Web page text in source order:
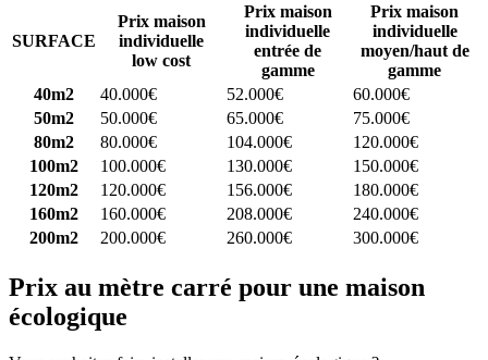
SURFACE
Prix maison
individuelle
low cost
Prix maison
individuelle
entrée de
gamme
Prix maison
individuelle
moyen/haut de
gamme
40m2
40.000€ 52.000€
60.000€
50m2
50.000€ 65.000€
75.000€
80m2
80.000€ 104.000€
120.000€
100m2
100.000€ 130.000€
150.000€
120m2
120.000€ 156.000€
180.000€
160m2
160.000€ 208.000€
240.000€
200m2
200.000€ 260.000€ 300.000€
Prix au mètre carré pour une maison
écologique